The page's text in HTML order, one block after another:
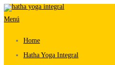
Saltar
al
Menú
Home
Hatha Yoga Integral